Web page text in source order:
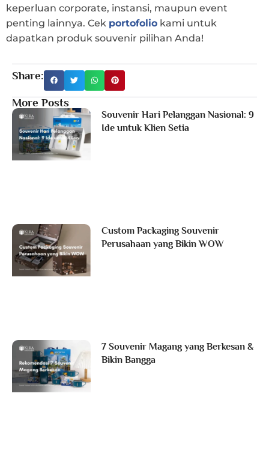
keperluan corporate, instansi, maupun event
penting lainnya. Cek portofolio kami untuk
dapatkan produk souvenir pilihan Anda!
Share:
More Posts
Souvenir Hari Pelanggan Nasional: 9
Ide untuk Klien Setia
Custom Packaging Souvenir
Perusahaan yang Bikin WOW
7 Souvenir Magang yang Berkesan &
Bikin Bangga